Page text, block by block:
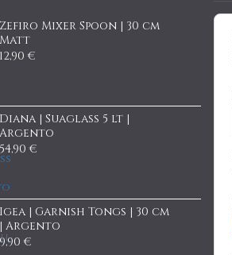
Zefiro Mixer Spoon | 30 cm
Matt
12,90 €
Diana | Suaglass 5 lt |
Argento
54,90 €
Igea | Garnish Tongs | 30 cm
| Argento
9,90 €